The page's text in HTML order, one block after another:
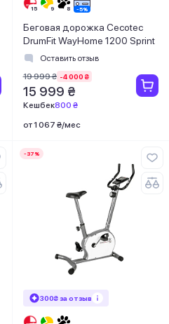
Беговая дорожка Cecotec
DrumFit WayHome 1200 Sprint
Оставить отзыв
19 999 ₴ -4 000 ₴
15 999 ₴
Кешбек800 ₴
от 1 067 ₴/мес
-37%
300₴ за отзыв